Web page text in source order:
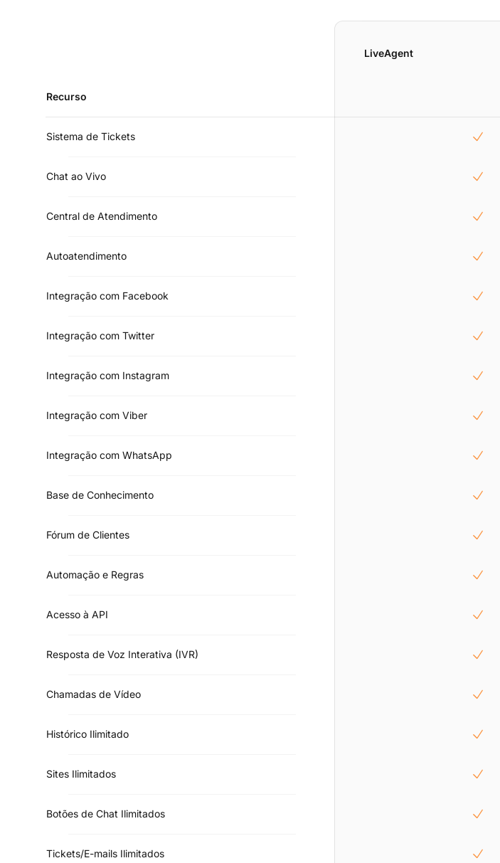
LiveAgent
Recurso
Sistema de Tickets
Chat ao Vivo
Central de Atendimento
Autoatendimento
Integração com Facebook
Integração com Twitter
Integração com Instagram
Integração com Viber
Integração com WhatsApp
Base de Conhecimento
Fórum de Clientes
Automação e Regras
Acesso à API
Resposta de Voz Interativa (IVR)
Chamadas de Vídeo
Histórico Ilimitado
Sites Ilimitados
Botões de Chat Ilimitados
Tickets/E-mails Ilimitados